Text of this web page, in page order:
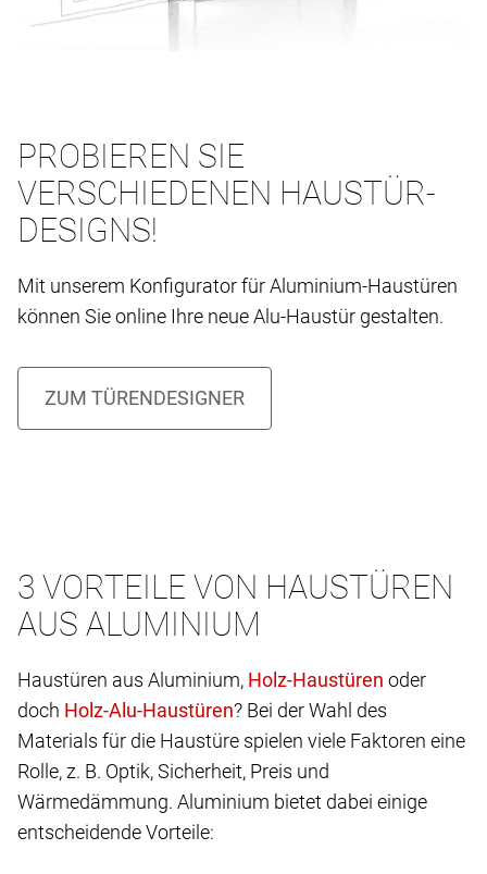
PROBIEREN SIE
VERSCHIEDENEN HAUSTÜR-
DESIGNS!
Mit unserem Konfigurator für Aluminium-Haustüren
können Sie online Ihre neue Alu-Haustür gestalten.
3 VORTEILE VON HAUSTÜREN
AUS ALUMINIUM
Haustüren aus Aluminium,
oder
doch
? Bei der Wahl des
Materials für die Haustüre spielen viele Faktoren eine
Rolle, z. B. Optik, Sicherheit, Preis und
Wärmedämmung. Aluminium bietet dabei einige
entscheidende Vorteile: